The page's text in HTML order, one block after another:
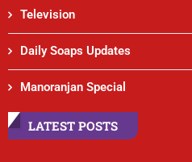
Television
Daily Soaps Updates
Manoranjan Special
LATEST POSTS